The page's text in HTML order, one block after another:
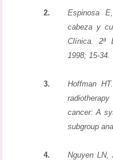
2.
Espinosa
cabeza y
Clínica. 2ª
1998; 15-34.
3.
Hoffman
cancer: A
subgroup
4.
Nguyen LN,